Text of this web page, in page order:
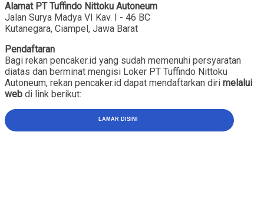
Alamat PT Tuffindo Nittoku Autoneum
Jalan Surya Madya VI Kav. I - 46 BC
Kutanegara, Ciampel, Jawa Barat
Pendaftaran
Bagi rekan pencaker.id yang sudah memenuhi persyaratan
diatas dan berminat mengisi Loker PT Tuffindo Nittoku
Autoneum, rekan pencaker.id dapat mendaftarkan diri melalui
web di link berikut:
LAMAR DISINI